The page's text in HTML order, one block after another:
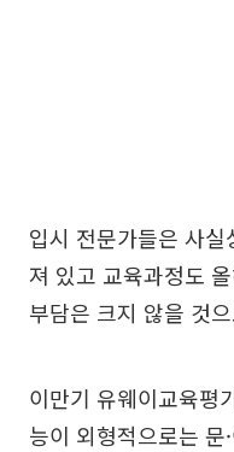
입시 전문가들은 사실
져 있고 교육과정도
부담은 크지 않을 것
이만기 유웨이교육평
능이 외형적으로는 문